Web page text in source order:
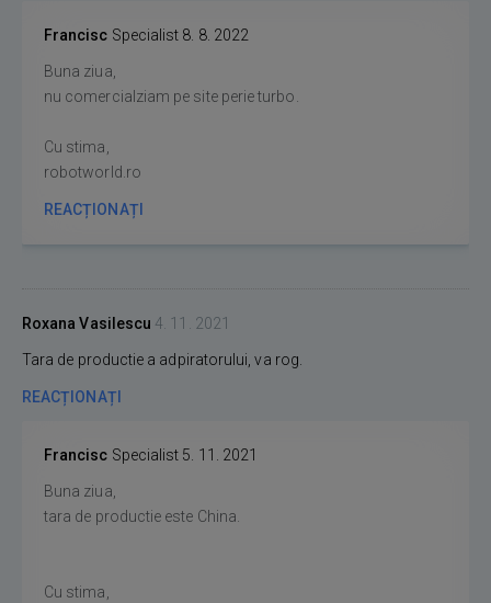
Francisc Specialist 8. 8. 2022
Buna ziua,
nu comercialziam pe site perie turbo.
Cu stima,
robotworld.ro
REACȚIONAȚI
Roxana Vasilescu 4. 11. 2021
Tara de productie a adpiratorului, va rog.
REACȚIONAȚI
Francisc Specialist 5. 11. 2021
Buna ziua,
tara de productie este China.
Cu stima,